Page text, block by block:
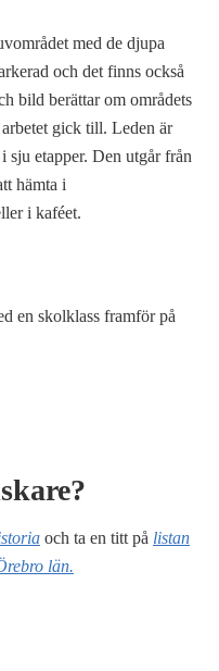
med de djupa
och det finns också
bild berättar om områdets
gick till. Leden är
sju etapper. Den utgår från
hämta i
i kaféet.
och ta en titt på listan
län.